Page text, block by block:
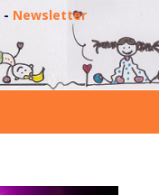
- Newsletter